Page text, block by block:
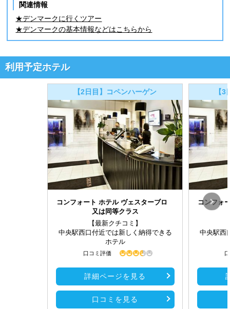
関連情報
★デンマークに行くツアー
★デンマークの基本情報などはこちらから
利用予定ホテル
【2日目】コペンハーゲン
コンフォート ホテル ヴェスターブロ
又は同等クラス
【最新クチコミ】
中央駅西口付近では新しく納得できる
ホテル
口コミ評価
詳細ページを見る
口コミを見る
【
コンフォ
中央駅西